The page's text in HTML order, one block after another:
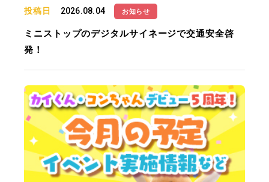
投稿日 2026.08.04 お知らせ
ミニストップのデジタルサイネージで交通安全啓
発！